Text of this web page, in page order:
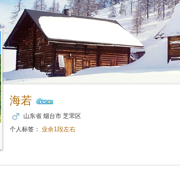
海若
山东省 烟台市 芝罘区
个人标签： 业余1段左右